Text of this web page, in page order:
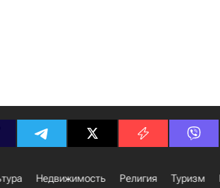
Недвижимость Религия Туризм